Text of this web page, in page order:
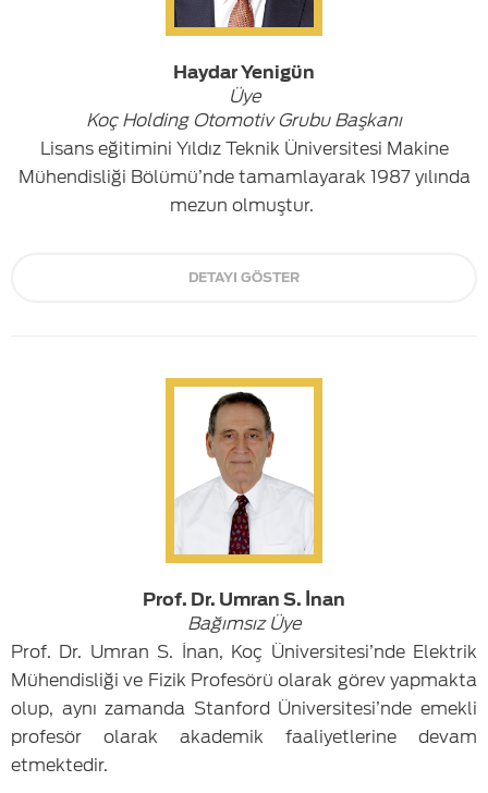
Haydar Yenigün
Üye
Koç Holding Otomotiv Grubu Başkanı
Lisans eğitimini Yıldız Teknik Üniversitesi Makine
Mühendisliği Bölümü’nde tamamlayarak 1987 yılında
mezun olmuştur.
DETAYI GÖSTER
Prof. Dr. Umran S. İnan
Bağımsız Üye
Prof. Dr. Umran S. İnan, Koç Üniversitesi’nde Elektrik
Mühendisliği ve Fizik Profesörü olarak görev yapmakta
olup, aynı zamanda Stanford Üniversitesi’nde emekli
profesör olarak akademik faaliyetlerine devam
etmektedir.